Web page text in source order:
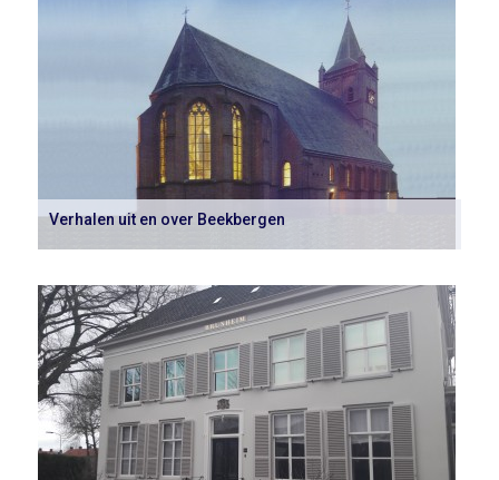
Verhalen uit en over Beekbergen